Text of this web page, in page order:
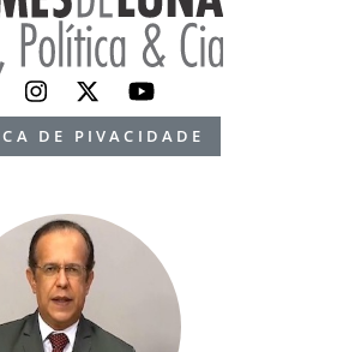
DE PIVACIDADE